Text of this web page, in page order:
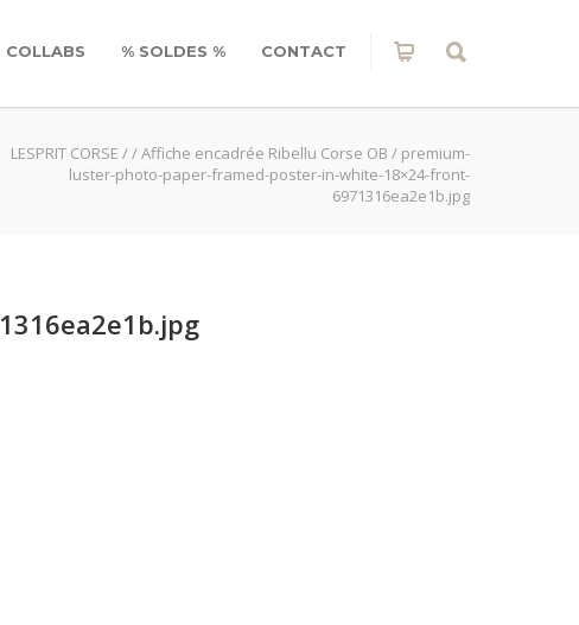
COLLABS % SOLDES % CONTACT
LESPRIT CORSE //Affiche encadrée Ribellu Corse OB / premium-
luster-photo-paper-framed-poster-in-white-18×24-front-
6971316ea2e1b.jpg